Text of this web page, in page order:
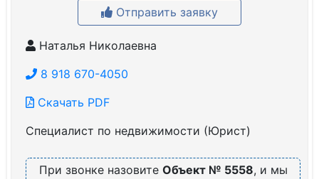
Отправить заявку
Наталья Николаевна
8 918 670-4050
Скачать PDF
Специалист по недвижимости (Юрист)
При звонке назовите Объект № 5558, и мы